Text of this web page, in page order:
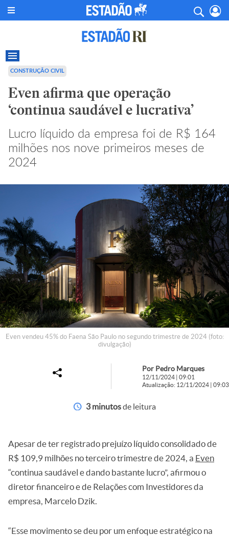
CONSTRUÇÃO CIVIL
Even afirma que operação
‘continua saudável e lucrativa’
Lucro líquido da empresa foi de R$ 164
milhões nos nove primeiros meses de
2024
Even vendeu 45% do Faena São Paulo no segundo trimestre de 2024 (foto:
divulgação)
Por Pedro Marques
12/11/2024 | 09:01
Atualização: 12/11/2024 | 09:03
3 minutosde leitura
Apesar de ter registrado prejuízo líquido consolidado de
R$ 109,9 milhões no terceiro trimestre de 2024, a Even
“continua saudável e dando bastante lucro”, afirmou o
diretor financeiro e de Relações com Investidores da
empresa, Marcelo Dzik.
“Esse movimento se deu por um enfoque estratégico na